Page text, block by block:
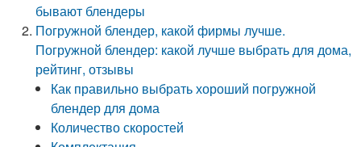
бывают блендеры
Погружной блендер, какой фирмы лучше.
Погружной блендер: какой лучше выбрать для дома,
рейтинг, отзывы
Как правильно выбрать хороший погружной
блендер для дома
Количество скоростей